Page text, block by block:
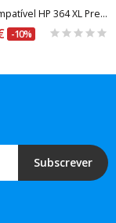
Tinteiro Compatível HP 364 XL Preto Fotográfico...
-10%
Subscrever